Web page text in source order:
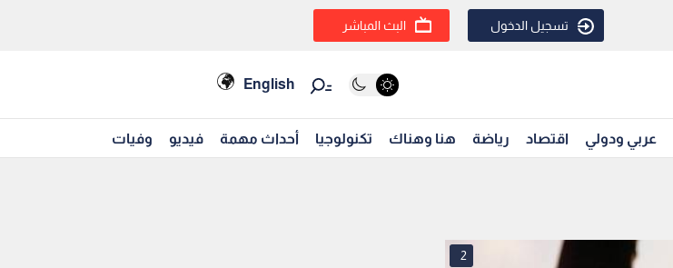
تسجيل الدخول البث المباشر
English
عربي ودولي اقتصاد رياضة هنا وهناك تكنولوجيا أحداث مهمة فيديو وفيات
2